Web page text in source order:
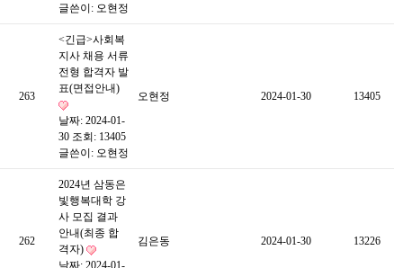
글쓴이: 오현정
263
<긴급>사회복
지사 채용 서류
전형 합격자 발
표(면접안내)
날짜: 2024-01-
30 조회: 13405
글쓴이: 오현정
오현정 2024-01-30 13405
262
2024년 삼동은
빛행복대학 강
사 모집 결과
안내(최종 합
격자)
날짜: 2024-01-
김은동 2024-01-30 13226